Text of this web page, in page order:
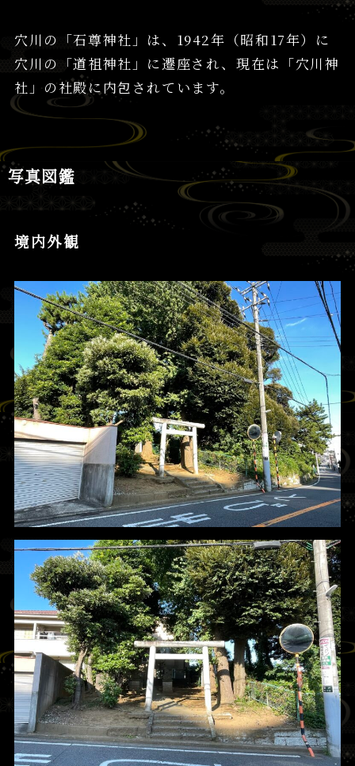
穴川の「石尊神社」は、1942年（昭和17年）に
穴川の「道祖神社」に遷座され、現在は「穴川神
社」の社殿に内包されています。
写真図鑑
境内外観